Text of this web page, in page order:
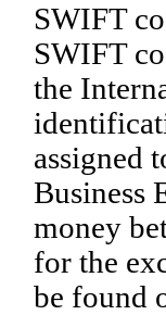
SWIFT
SWIFT
the
assigned
Business
money
for the
be found